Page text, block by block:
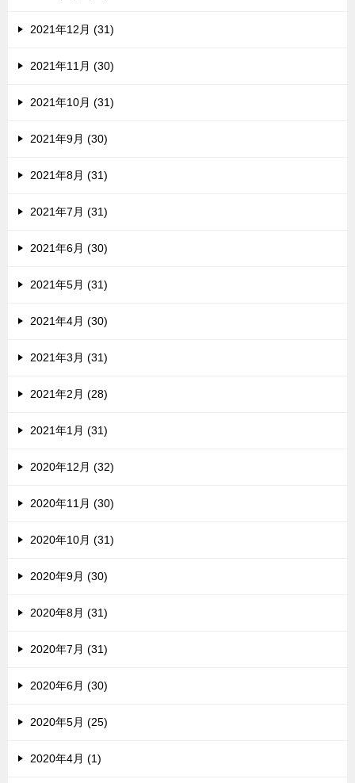
2021年12月 (31)
2021年11月 (30)
2021年10月 (31)
2021年9月 (30)
2021年8月 (31)
2021年7月 (31)
2021年6月 (30)
2021年5月 (31)
2021年4月 (30)
2021年3月 (31)
2021年2月 (28)
2021年1月 (31)
2020年12月 (32)
2020年11月 (30)
2020年10月 (31)
2020年9月 (30)
2020年8月 (31)
2020年7月 (31)
2020年6月 (30)
2020年5月 (25)
2020年4月 (1)